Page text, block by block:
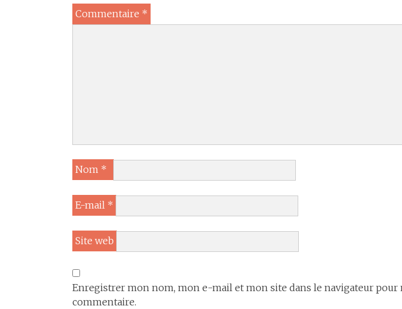
Commentaire *
Nom *
E-mail *
Site web
Enregistrer mon nom, mon e-mail et mon site dans le navigateur pour
commentaire.